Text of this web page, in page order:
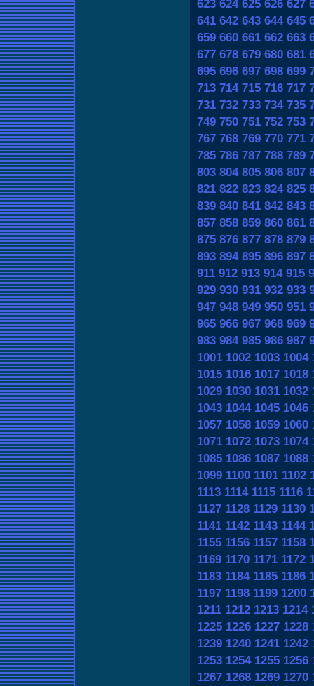
623 624 625 626 627
641 642 643 644 645
659 660 661 662 663
677 678 679 680 681
695 696 697 698 699
713 714 715 716 717
731 732 733 734 735
749 750 751 752 753
767 768 769 770 771
785 786 787 788 789
803 804 805 806 807
821 822 823 824 825
839 840 841 842 843
857 858 859 860 861
875 876 877 878 879
893 894 895 896 897
911 912 913 914 915
929 930 931 932 933
947 948 949 950 951
965 966 967 968 969
983 984 985 986 987
1001 1002 1003 1004
1015 1016 1017 1018
1029 1030 1031 1032
1043 1044 1045 1046
1057 1058 1059 1060
1071 1072 1073 1074
1085 1086 1087 1088
1099 1100 1101 1102
1113 1114 1115 1116
1127 1128 1129 1130
1141 1142 1143 1144
1155 1156 1157 1158
1169 1170 1171 1172
1183 1184 1185 1186
1197 1198 1199 1200
1211 1212 1213 1214
1225 1226 1227 1228
1239 1240 1241 1242
1253 1254 1255 1256
1267 1268 1269 1270